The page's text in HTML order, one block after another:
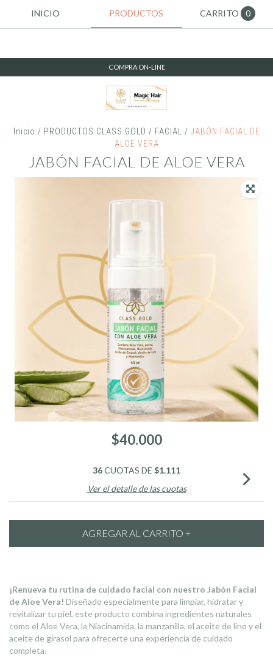
INICIO PRODUCTOS CARRITO 0
COMPRA ON-LINE
Inicio / PRODUCTOS CLASS GOLD / FACIAL / JABÓN FACIAL DE
ALOE VERA
JABÓN FACIAL DE ALOE VERA
$40.000
36CUOTAS DE $1.111
Ver el detalle de las cuotas
¡Renueva tu rutina de cuidado facial con nuestro Jabón Facial
de Aloe Vera! Diseñado especialmente para limpiar, hidratar y
revitalizar tu piel, este producto combina ingredientes naturales
como el Aloe Vera, la Niacinamida, la manzanilla, el aceite de lino y el
aceite de girasol para ofrecerte una experiencia de cuidado
completa.